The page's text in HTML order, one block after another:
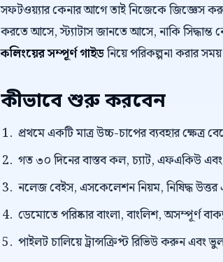
সফটওয়্যার কেনার আগে তাই নিজেকে জিজ্ঞেস
করতে আসে, স্ট্যাটাস জানতে আসে, নাকি সিদ্ধান্ত
কলিংয়ের সম্পূর্ণ গাইডনিয়ে পরিকল্পনা করার
কীভাবে শুরু করবেন
প্রথমে একটি মাত্র উচ্চ-চাপের ব্যবহার ক্ষেত্র
গত ৩০ দিনের বাস্তব কল, চ্যাট, এফএকিউ এবং
নলেজ বেইস, এসকেলেশন নিয়ম, নিষিদ্ধ
ডেমোতে পরিষ্কার বাংলা, বাংলিশ, অসম্পূর্ণ
পাইলট চালিয়ে ট্রান্সক্রিপ্ট রিভিউ করুন